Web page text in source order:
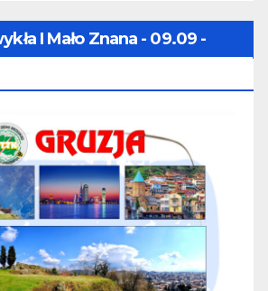
I Mało Znana - 09.09 -